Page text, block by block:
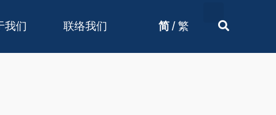
我们 联络我们 简 / 繁